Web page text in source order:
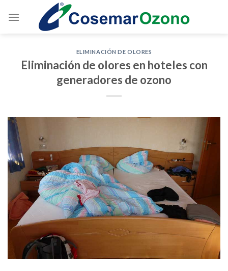
ELIMINACIÓN DE OLORES
Eliminación de olores en hoteles con
generadores de ozono